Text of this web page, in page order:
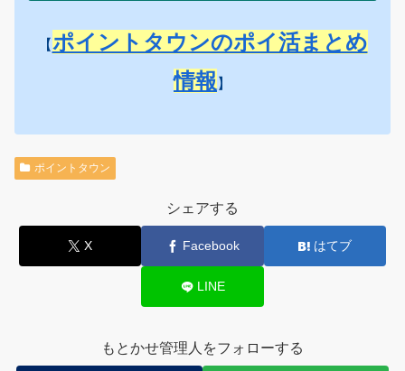
【ポイントタウンのポイ活まとめ
情報 】
ポイントタウン
シェアする
X Facebook はてブ
LINE
もとかせ管理人をフォローする